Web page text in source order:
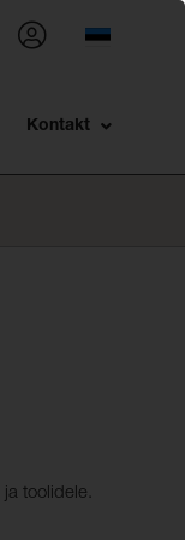
Kontakt
toolidele.